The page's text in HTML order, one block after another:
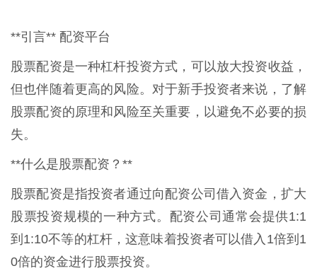
**引言** 配资平台
股票配资是一种杠杆投资方式，可以放大投资收益，
但也伴随着更高的风险。对于新手投资者来说，了解
股票配资的原理和风险至关重要，以避免不必要的损
失。
**什么是股票配资？**
股票配资是指投资者通过向配资公司借入资金，扩大
股票投资规模的一种方式。配资公司通常会提供1:1
到1:10不等的杠杆，这意味着投资者可以借入1倍到1
0倍的资金进行股票投资。